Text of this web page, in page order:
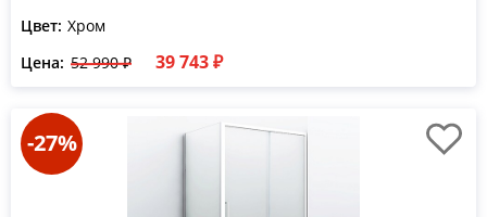
Цвет: Хром
Цена: 52 990 ₽ 39 743 ₽
-27%